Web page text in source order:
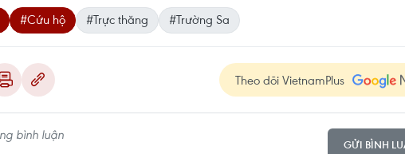
#Cứu hộ #Trực thăng #Trường Sa
Theo dõi VietnamPlus
GỬI BÌNH